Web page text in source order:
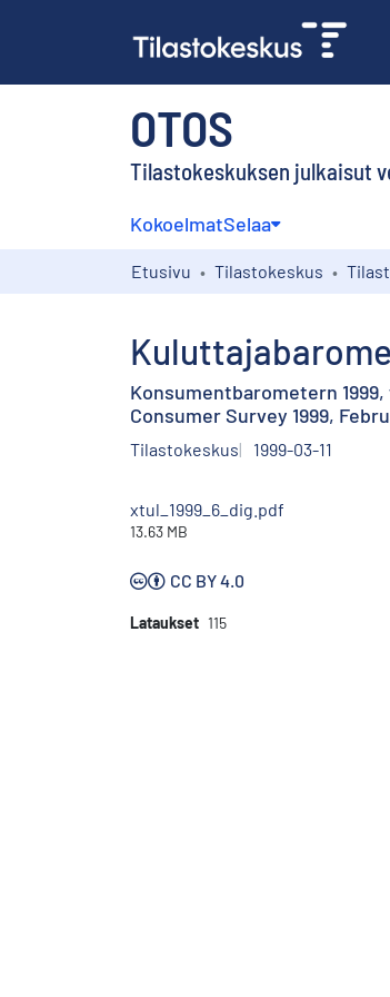
OTOS
Tilastokeskuksen julkaisut
KokoelmatSelaa
Etusivu Tilastokeskus
Konsumentbarometern
Consumer Survey 1999,
Tilastokeskus 1999-03-11
xtul_1999_6_dig.pdf
13.63 MB
CC BY 4.0
Lataukset 115